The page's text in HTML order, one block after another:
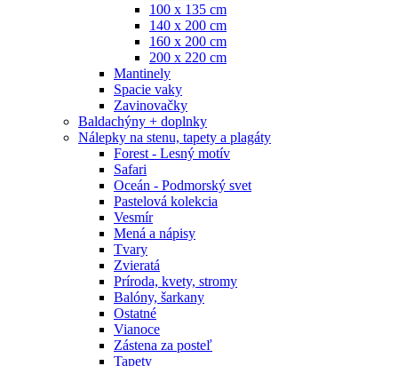
100 x 135 cm
140 x 200 cm
160 x 200 cm
200 x 220 cm
Mantinely
Spacie vaky
Zavinovačky
Baldachýny + doplnky
Nálepky na stenu, tapety a plagáty
Forest - Lesný motív
Safari
Oceán - Podmorský svet
Pastelová kolekcia
Vesmír
Mená a nápisy
Tvary
Zvieratá
Príroda, kvety, stromy
Balóny, šarkany
Ostatné
Vianoce
Zástena za posteľ
Tapety